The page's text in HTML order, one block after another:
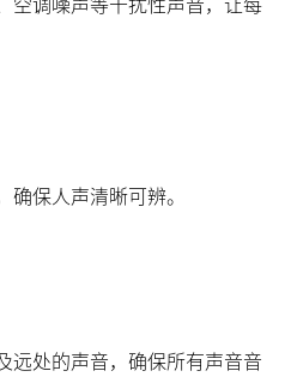
保人声清晰可辨。
远处的声音，确保所有声音音